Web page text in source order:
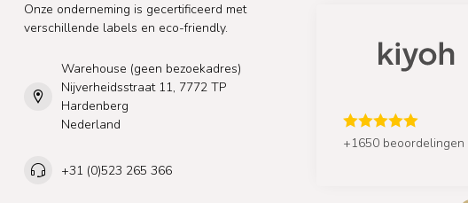
Onze onderneming is gecertificeerd met
verschillende labels en eco-friendly.
Warehouse (geen bezoekadres)
Nijverheidsstraat 11, 7772 TP
Hardenberg
Nederland
+31 (0)523 265 366
+1650 beoordelingen